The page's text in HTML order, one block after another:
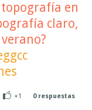
en
claro,
+1
0respuestas